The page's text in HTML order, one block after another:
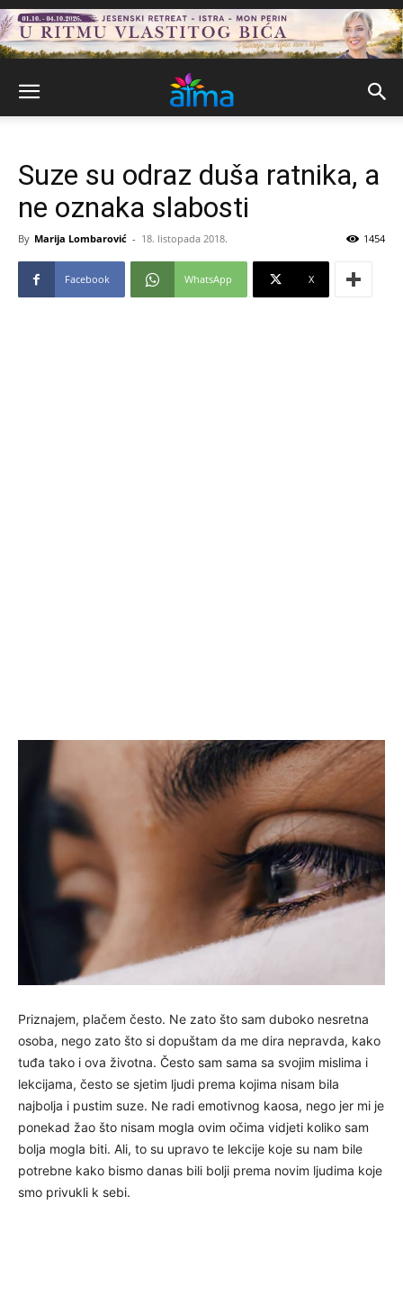
Suze su odraz duša ratnika, a
ne oznaka slabosti
By Marija Lombarović - 18. listopada 2018. 1454
Facebook WhatsApp X
Priznajem, plačem često. Ne zato što sam duboko nesretna
osoba, nego zato što si dopuštam da me dira nepravda, kako
tuđa tako i ova životna. Često sam sama sa svojim mislima i
lekcijama, često se sjetim ljudi prema kojima nisam bila
najbolja i pustim suze. Ne radi emotivnog kaosa, nego jer mi je
ponekad žao što nisam mogla ovim očima vidjeti koliko sam
bolja mogla biti. Ali, to su upravo te lekcije koje su nam bile
potrebne kako bismo danas bili bolji prema novim ljudima koje
smo privukli k sebi.